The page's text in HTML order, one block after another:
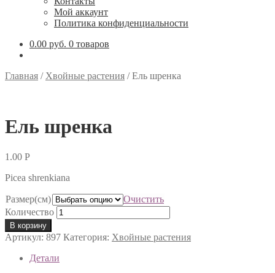
Мой аккаунт
Политика конфиденциальности
0.00 руб. 0 товаров
Главная / Хвойные растения /Ель шренка
Ель шренка
1.00 Р
Picea shrenkiana
Размер(см)
Очистить
Количество
В корзину
Артикул: 897 Категория: Хвойные растения
Детали